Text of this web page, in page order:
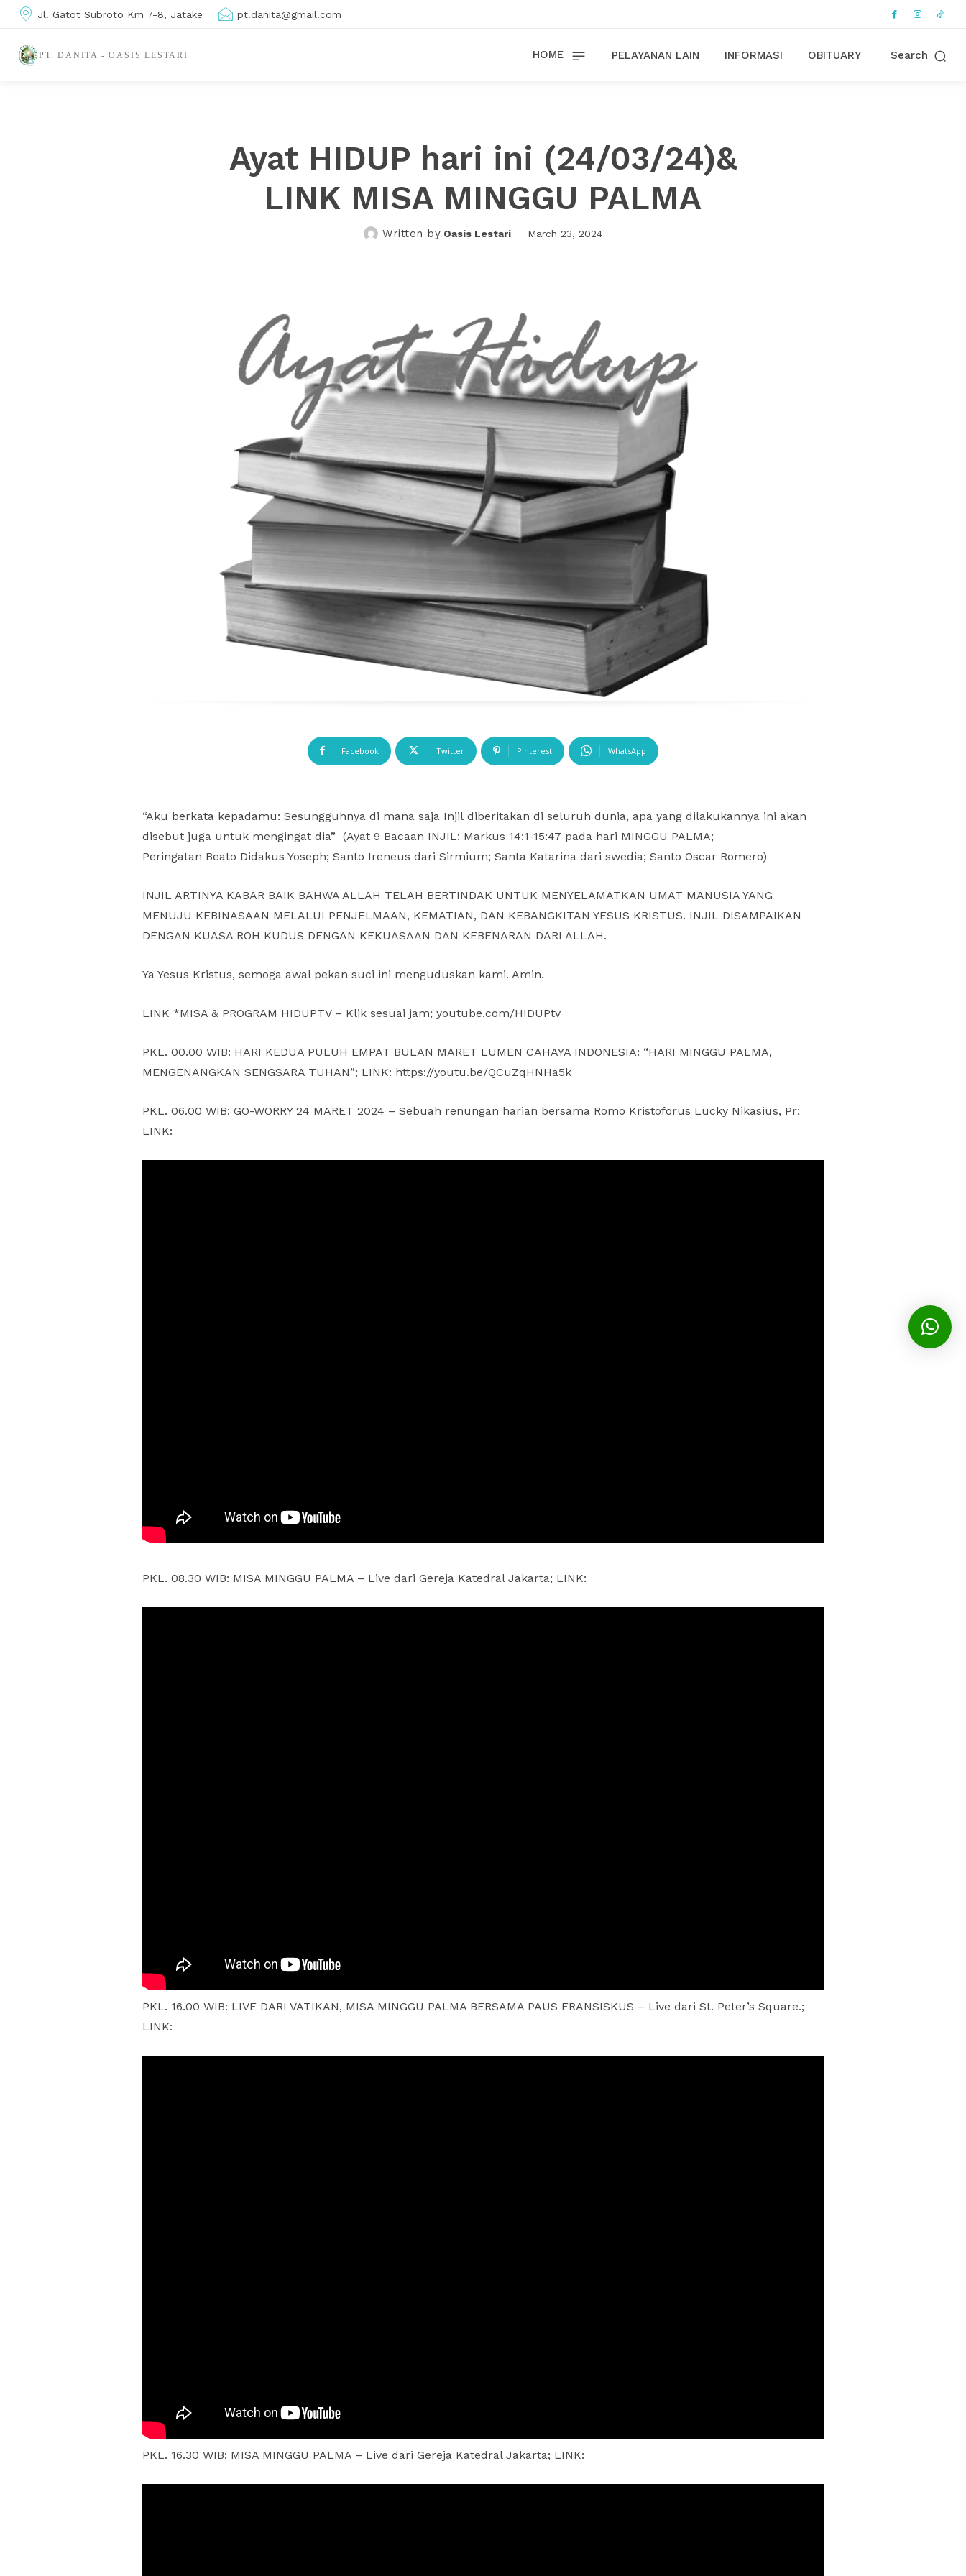
Jl. Gatot Subroto Km 7-8, Jatake pt.danita@gmail.com
PT. DANITA - OASIS LESTARI HOME PELAYANAN LAIN INFORMASI OBITUARY Search
Ayat HIDUP hari ini (24/03/24)&
LINK MISA MINGGU PALMA
Written by Oasis Lestari March 23, 2024
Facebook Twitter Pinterest WhatsApp
“Aku berkata kepadamu: Sesungguhnya di mana saja Injil diberitakan di seluruh dunia, apa yang dilakukannya ini akan
disebut juga untuk mengingat dia” (Ayat 9 Bacaan INJIL: Markus 14:1-15:47 pada hari MINGGU PALMA;
Peringatan Beato Didakus Yoseph; Santo Ireneus dari Sirmium; Santa Katarina dari swedia; Santo Oscar Romero)
INJIL ARTINYA KABAR BAIK BAHWA ALLAH TELAH BERTINDAK UNTUK MENYELAMATKAN UMAT MANUSIA YANG
MENUJU KEBINASAAN MELALUI PENJELMAAN, KEMATIAN, DAN KEBANGKITAN YESUS KRISTUS. INJIL DISAMPAIKAN
DENGAN KUASA ROH KUDUS DENGAN KEKUASAAN DAN KEBENARAN DARI ALLAH.
Ya Yesus Kristus, semoga awal pekan suci ini menguduskan kami. Amin.
LINK *MISA & PROGRAM HIDUPTV – Klik sesuai jam; youtube.com/HIDUPtv
PKL. 00.00 WIB: HARI KEDUA PULUH EMPAT BULAN MARET LUMEN CAHAYA INDONESIA: “HARI MINGGU PALMA,
MENGENANGKAN SENGSARA TUHAN”; LINK: https://youtu.be/QCuZqHNHa5k
PKL. 06.00 WIB: GO-WORRY 24 MARET 2024 – Sebuah renungan harian bersama Romo Kristoforus Lucky Nikasius, Pr;
LINK:
PKL. 08.30 WIB: MISA MINGGU PALMA – Live dari Gereja Katedral Jakarta; LINK:
PKL. 16.00 WIB: LIVE DARI VATIKAN, MISA MINGGU PALMA BERSAMA PAUS FRANSISKUS – Live dari St. Peter’s Square.;
LINK:
PKL. 16.30 WIB: MISA MINGGU PALMA – Live dari Gereja Katedral Jakarta; LINK: